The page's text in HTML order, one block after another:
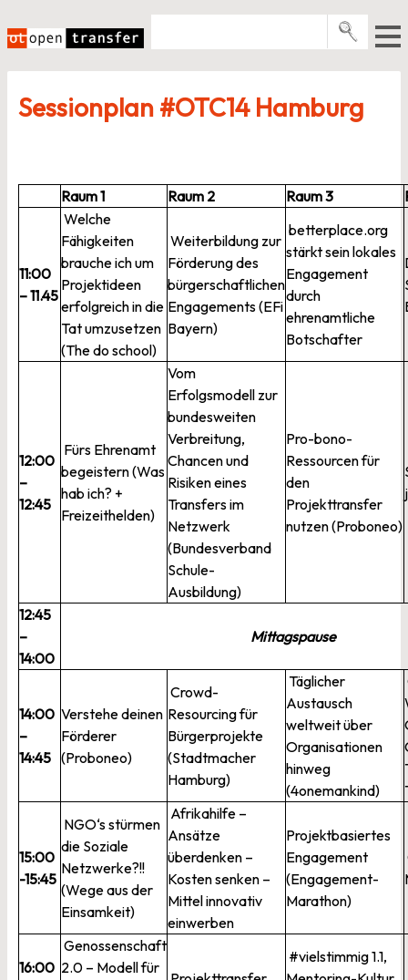
Inhalt
springen
Events
Über uns
Newsletter
Sessionplan #OTC14 Hamburg
Raum 1 Raum 2 Raum 3
11:00
– 11.45
Welche
Fähigkeiten
brauche ich um
Projektideen
erfolgreich in die
Tat umzusetzen
(The do school)
Weiterbildung zur
Förderung des
bürgerschaftlichen
Engagements (EFi
Bayern)
betterplace.org
stärkt sein lokales
Engagement
durch
ehrenamtliche
Botschafter
12:00
–
12:45
Fürs Ehrenamt
begeistern (Was
hab ich? +
Freizeithelden)
Vom
Erfolgsmodell zur
bundesweiten
Verbreitung,
Chancen und
Risiken eines
Transfers im
Netzwerk
(Bundesverband
Schule-
Ausbildung)
Pro-bono-
Ressourcen für
den
Projekttransfer
nutzen (Proboneo)
12:45
–
14:00
Mittagspause
14:00
–
14:45
Verstehe deinen
Förderer
(Proboneo)
Crowd-
Resourcing für
Bürgerprojekte
(Stadtmacher
Hamburg)
Täglicher
Austausch
weltweit über
Organisationen
hinweg
(4onemankind)
15:00
-15:45
NGO‘s stürmen
die Soziale
Netzwerke?!!
(Wege aus der
Einsamkeit)
Afrikahilfe –
Ansätze
überdenken –
Kosten senken –
Mittel innovativ
einwerben
Projektbasiertes
Engagement
(Engagement-
Marathon)
16:00
Genossenschaft
2.0 – Modell für
#vielstimmig 1.1,